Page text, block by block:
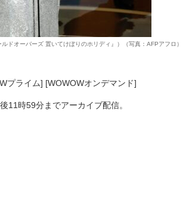
ドオーバーズ 置いてけぼりのホリディ』）（写真：AFPアフロ）
プライム] [WOWOWオンデマンド]
11時59分までアーカイブ配信。